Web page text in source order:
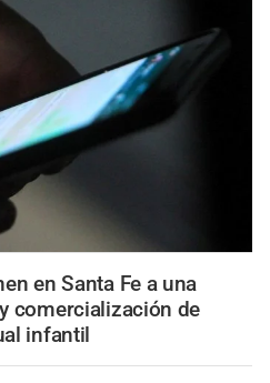
en Santa Fe a una
comercialización de
infantil